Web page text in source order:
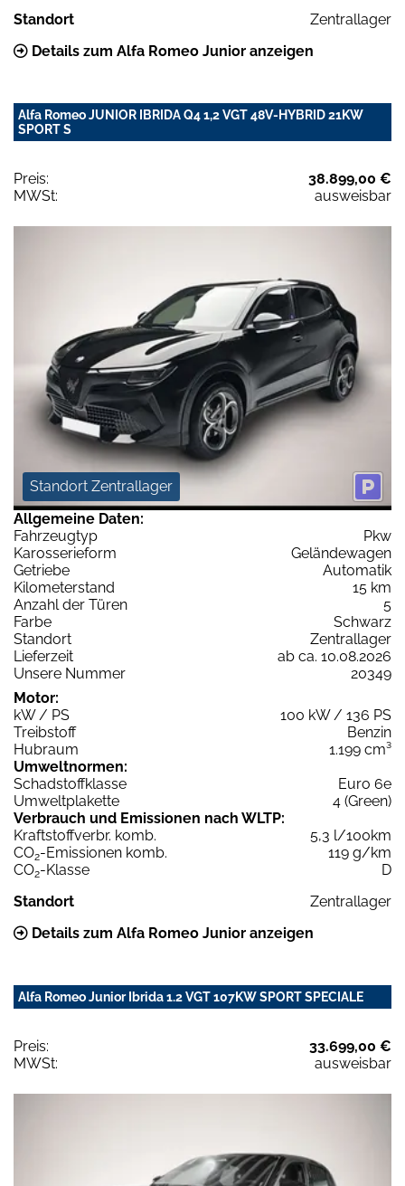
Standort
Zentrallager
Details zum Alfa Romeo Junior anzeigen
Alfa Romeo JUNIOR IBRIDA Q4 1,2 VGT 48V-HYBRID 21KW
SPORT S
Preis:
38.899,00 €
MWSt:
ausweisbar
Standort Zentrallager
Allgemeine Daten:
Fahrzeugtyp
Pkw
Karosserieform
Geländewagen
Getriebe
Automatik
Kilometerstand
15 km
Anzahl der Türen
5
Farbe
Schwarz
Standort
Zentrallager
Lieferzeit
ab ca. 10.08.2026
Unsere Nummer
20349
Motor:
kW / PS
100 kW / 136 PS
Treibstoff
Benzin
Hubraum
1.199 cm³
Umweltnormen:
Schadstoffklasse
Euro 6e
Umweltplakette
4 (Green)
Verbrauch und Emissionen nach WLTP:
Kraftstoffverbr. komb.
5,3 l/100km
CO2-Emissionen komb.
119 g/km
CO2-Klasse
D
Standort
Zentrallager
Details zum Alfa Romeo Junior anzeigen
Alfa Romeo Junior Ibrida 1.2 VGT 107KW SPORT SPECIALE
Preis:
33.699,00 €
MWSt:
ausweisbar